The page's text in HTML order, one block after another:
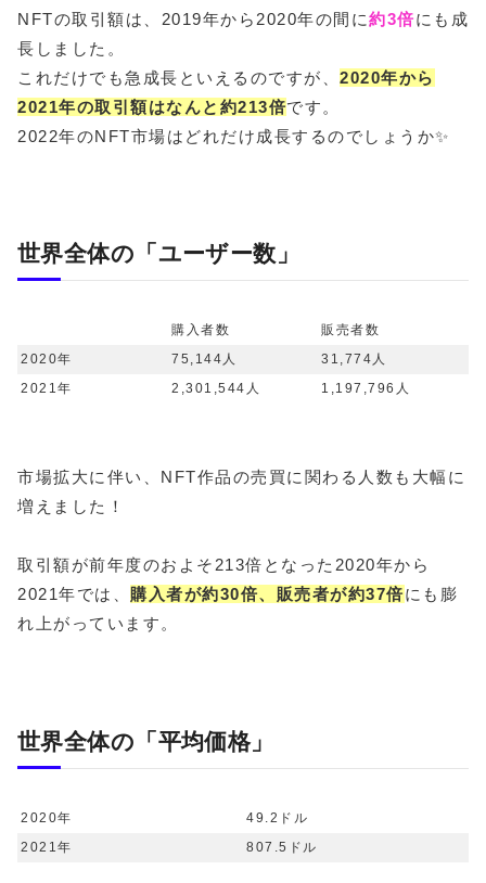
NFTの取引額は、2019年から2020年の間に約3倍にも成
長しました。
これだけでも急成長といえるのですが、 2020年から
2021年の取引額はなんと 約213倍です。
2022年のNFT市場はどれだけ成長するのでしょうか✨
世界全体の「ユーザー数」
購入者数
販売者数
2020年
75,144人
31,774人
2021年
2,301,544人 1,197,796人
市場拡大に伴い、NFT作品の売買に関わる人数も大幅に
増えました！
取引額が前年度のおよそ213倍となった2020年から
2021年では、 購入者が約30倍、販売者が約37倍にも膨
れ上がっています。
世界全体の「平均価格」
2020年
49.2ドル
2021年
807.5ドル